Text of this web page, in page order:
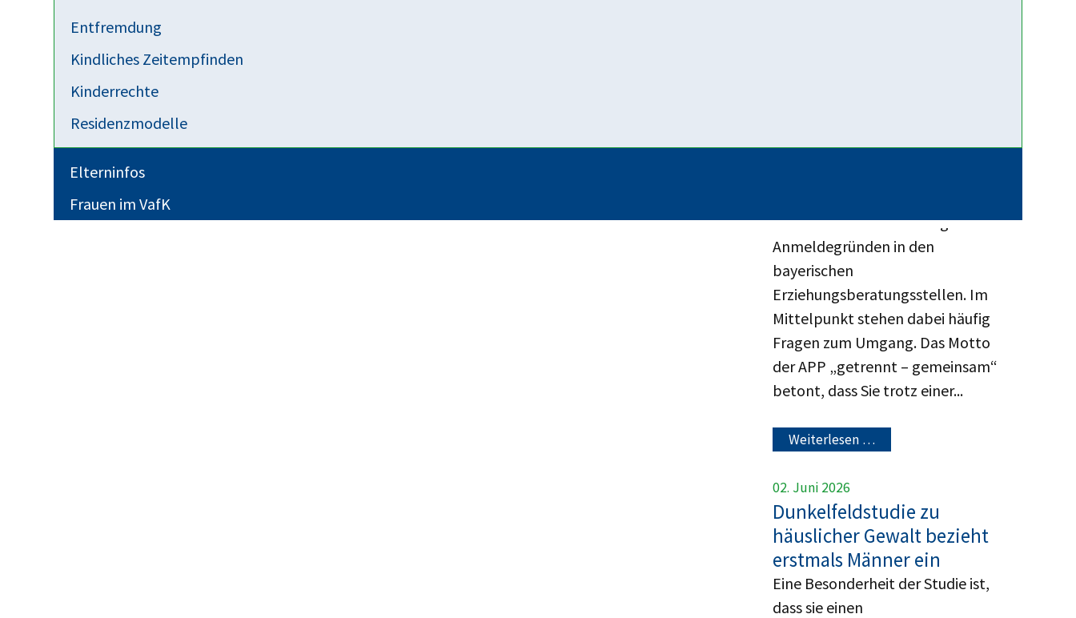
Entfremdung
Kindliches Zeitempfinden
Kinderrechte
Residenzmodelle
Elterninfos
Frauen im VafK
(Trennungs-)Elternkommunikation:
mittlerweile zu den häufigsten
Anmeldegründen in den
bayerischen
Erziehungsberatungsstellen. Im
Mittelpunkt stehen dabei häufig
Fragen zum Umgang. Das Motto
der APP „getrennt – gemeinsam“
betont, dass Sie trotz einer...
Weiterlesen …
02. Juni 2026
Dunkelfeldstudie zu
häuslicher Gewalt bezieht
erstmals Männer ein
Eine Besonderheit der Studie ist,
dass sie einen